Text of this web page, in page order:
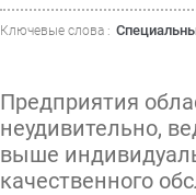
Ключевые слова :
Предприятия
неудивительно,
выше
качественного